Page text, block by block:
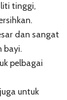
tinggi,
dan sangat
bayi.
pelbagai
untuk